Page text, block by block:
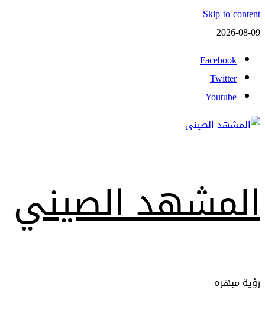
Skip to content
2026-08-09
Facebook
Twitter
Youtube
المشهد الصيني
رؤية مبهرة